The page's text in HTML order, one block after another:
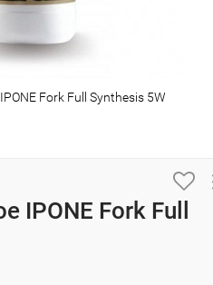
Fork Full Synthesis 5W
IPONE Fork Full